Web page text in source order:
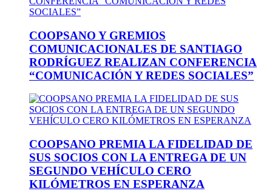
COOPSANO Y GREMIOS
COMUNICACIONALES DE SANTIAGO
RODRÍGUEZ REALIZAN CONFERENCIA
“COMUNICACIÓN Y REDES SOCIALES”
COOPSANO PREMIA LA FIDELIDAD DE
SUS SOCIOS CON LA ENTREGA DE UN
SEGUNDO VEHÍCULO CERO
KILÓMETROS EN ESPERANZA